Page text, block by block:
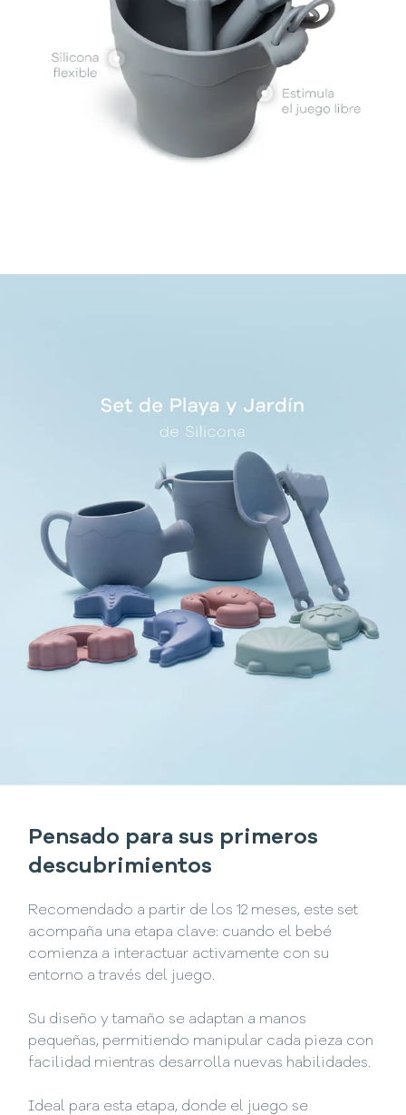
Pensado para sus primeros
descubrimientos
Recomendado a partir de los 12 meses, este set
acompaña una etapa clave: cuando el bebé
comienza a interactuar activamente con su
entorno a través del juego.
Su diseño y tamaño se adaptan a manos
pequeñas, permitiendo manipular cada pieza con
facilidad mientras desarrolla nuevas habilidades.
Ideal para esta etapa, donde el juego se